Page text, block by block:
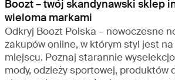
Boozt – twój skandynawski sklep
wieloma markami
Odkryj Boozt Polska – nowoczesne
zakupów online, w którym styl jest
miejscu. Poznaj starannie
mody, odzieży sportowej, produktów